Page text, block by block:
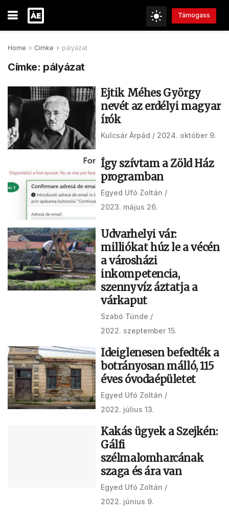
Támogass
Home Címke pályázat
Címke: pályázat
Ejtik Méhes György
nevét az erdélyi magyar
írók
Kulcsár Árpád 2024. október 9.
Így szívtam a Zöld Ház
programban
Egyed Ufó Zoltán
2023. május 26.
Udvarhelyi vár:
milliókat húz le a vécén
a városházi
inkompetencia,
szennyvíz áztatja a
várkaput
Szabó Tünde
2022. szeptember 15.
Ideiglenesen befedték a
botrányosan málló, 115
éves óvodaépületet
Egyed Ufó Zoltán
2022. július 13.
Kakás ügyek a Szejkén:
Gálfi
szélmalomharcának
szaga és ára van
Egyed Ufó Zoltán
2022. június 9.